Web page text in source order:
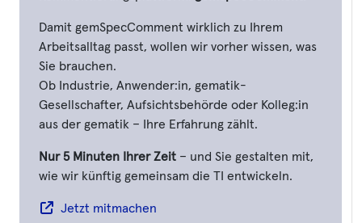
Damit gemSpecComment wirklich zu Ihrem
Arbeitsalltag passt, wollen wir vorher wissen, was
Sie brauchen.
Ob Industrie, Anwender:in, gematik-
Gesellschafter, Aufsichtsbehörde oder Kolleg:in
aus der gematik – Ihre Erfahrung zählt.
Nur 5 Minuten Ihrer Zeit – und Sie gestalten mit,
wie wir künftig gemeinsam die TI entwickeln.
Jetzt mitmachen